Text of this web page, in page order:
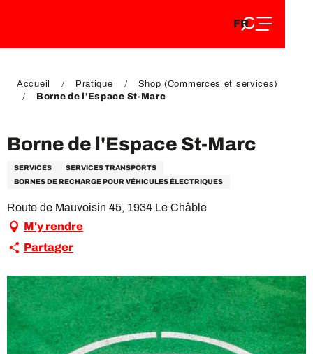
DE
FR
EN
Accueil Pratique
Shop (Commerces et services)
Borne de l'Espace St-Marc
Borne de l'Espace St-Marc
SERVICES
SERVICES TRANSPORTS
BORNES DE RECHARGE POUR VÉHICULES ÉLECTRIQUES
Route de Mauvoisin 45, 1934 Le Châble
M'y rendre
Partager